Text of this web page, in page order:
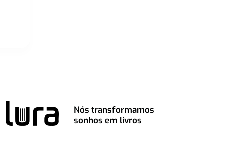
Nós transformamos
sonhos em livros